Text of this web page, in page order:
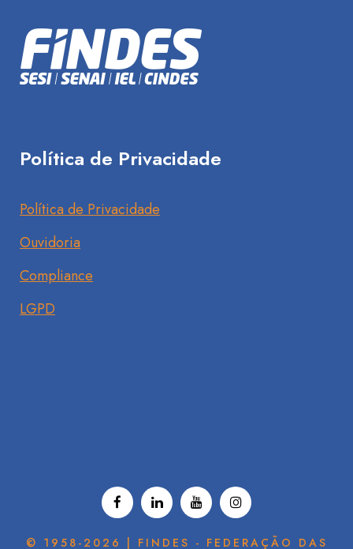
Política de Privacidade
Política de Privacidade
Ouvidoria
Compliance
LGPD
© 1958-2026 | FINDES - FEDERAÇÃO DAS